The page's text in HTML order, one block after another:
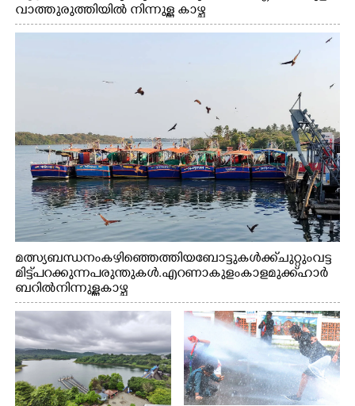
വാത്തുരുത്തിയിൽ നിന്നുള്ള കാഴ്ച
മത്സ്യബന്ധനം കഴിഞ്ഞെത്തിയ ബോട്ടുകൾക്ക് ചുറ്റും വട്ട
മിട്ട് പറക്കുന്ന പരുന്തുകൾ. എറണാകുളം കാളമുക്ക് ഹാർ
ബറിൽ നിന്നുള്ള കാഴ്ച